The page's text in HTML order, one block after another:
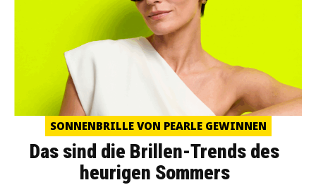
SONNENBRILLE VON PEARLE GEWINNEN
Das sind die Brillen-Trends des
heurigen Sommers